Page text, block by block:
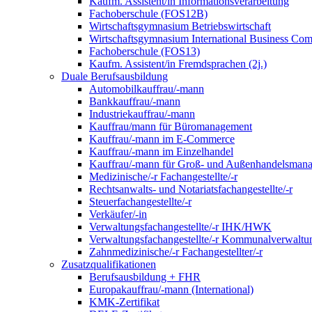
Fachoberschule (FOS12B)
Wirtschaftsgymnasium Betriebswirtschaft
Wirtschaftsgymnasium International Business
Fachoberschule (FOS13)
Kaufm. Assistent/in Fremdsprachen (2j.)
Duale Berufsausbildung
Automobilkauffrau/-mann
Bankkauffrau/-mann
Industriekauffrau/-mann
Kauffrau/mann für Büromanagement
Kauffrau/-mann im E-Commerce
Kauffrau/-mann im Einzelhandel
Kauffrau/-mann für Groß- und
Medizinische/-r Fachangestellte/-r
Rechtsanwalts- und Notariatsfachangestellte/-r
Steuerfachangestellte/-r
Verkäufer/-in
Verwaltungs­fach­angestellte/-r IHK/HWK
Verwaltungsfach­angestellte/-r
Zahnmedizinische/-r Fachangestellter/-r
Zusatzqualifikationen
Berufsausbildung + FHR
Europakauffrau/-mann (International)
KMK-Zertifikat